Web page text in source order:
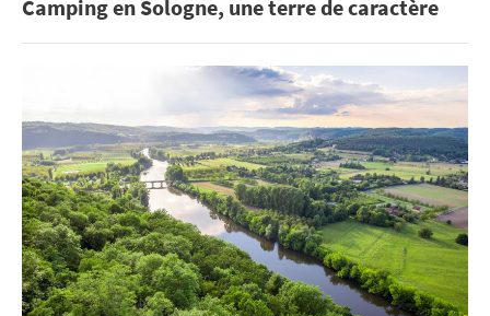
Camping en Sologne, une terre de caractère